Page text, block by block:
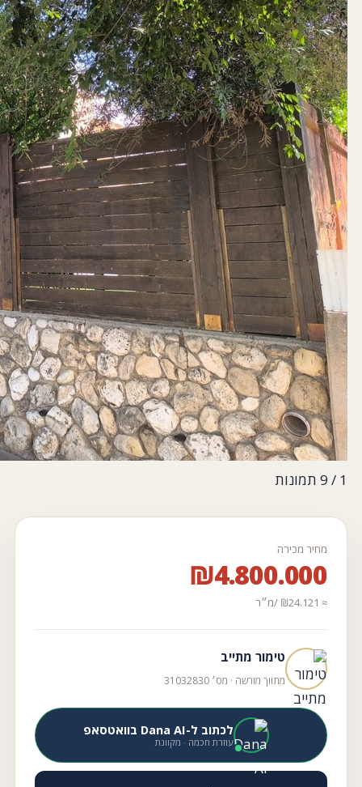
1 / 9 תמונות
מחיר מכירה
₪4.800.000
≈ ₪24.121 /מ״ר
טימור מתייב
מתווך מורשה · מס׳ 31032830
לכתוב ל-Dana AI בוואטסאפ
עוזרת חכמה · מקוונת